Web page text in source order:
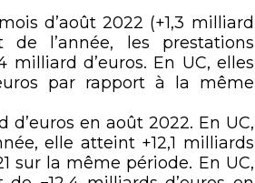
d’août 2022 (+1,3 milliard
l’année, les prestations
milliard d’euros. En UC, elles
par rapport à la même
en août 2022. En UC,
elle atteint +12,1 milliards
sur la même période. En UC,